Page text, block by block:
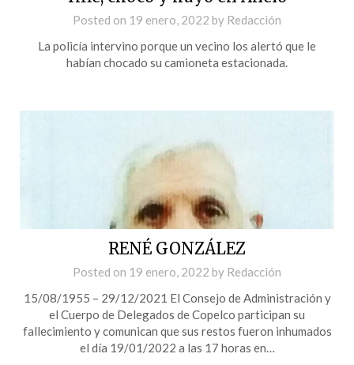
Posted on 19 enero, 2022 by Redacción
La policía intervino porque un vecino los alertó que le
habían chocado su camioneta estacionada.
RENÉ GONZÁLEZ
Posted on 19 enero, 2022 by Redacción
15/08/1955 – 29/12/2021 El Consejo de Administración y
el Cuerpo de Delegados de Copelco participan su
fallecimiento y comunican que sus restos fueron inhumados
el día 19/01/2022 a las 17 horas en…